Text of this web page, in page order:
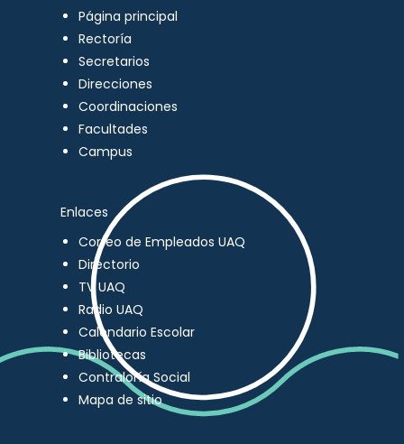
Página principal
Rectoría
Secretarios
Direcciones
Coordinaciones
Facultades
Campus
Enlaces
Correo de Empleados UAQ
Directorio
TV UAQ
Radio UAQ
Calendario Escolar
Bibliotecas
Contraloría Social
Mapa de sitio